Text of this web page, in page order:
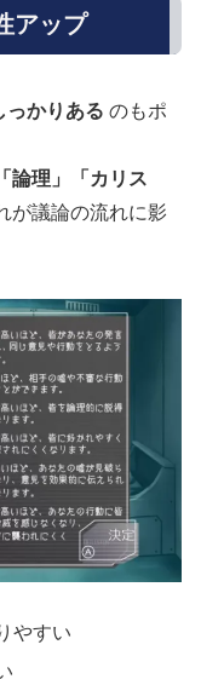
アップ
っかりある のもポ
論理」「カリス
が議論の流れに影
やすい